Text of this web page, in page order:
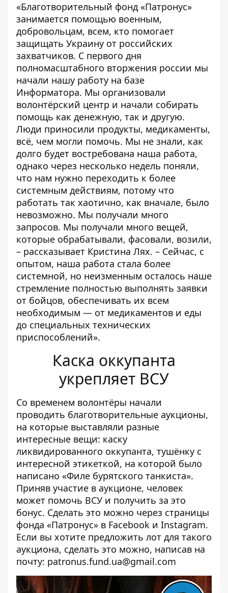
«Благотворительный фонд «Патронус»
занимается помощью военным,
добровольцам, всем, кто помогает
защищать Украину от российских
захватчиков. С первого дня
полномасштабного вторжения россии мы
начали нашу работу на базе
Информатора. Мы организовали
волонтёрский центр и начали собирать
помощь как денежную, так и другую.
Люди приносили продукты, медикаменты,
всё, чем могли помочь. Мы не знали, как
долго будет востребована наша работа,
однако через несколько недель поняли,
что нам нужно переходить к более
системным действиям, потому что
работать так хаотично, как вначале, было
невозможно. Мы получали много
запросов. Мы получали много вещей,
которые обрабатывали, фасовали, возили,
– рассказывает Кристина Лях. – Сейчас, с
опытом, наша работа стала более
системной, но неизменным осталось наше
стремление полностью выполнять заявки
от бойцов, обеспечивать их всем
необходимым — от медикаментов и еды
до специальных технических
приспособлений».
Каска оккупанта
укрепляет ВСУ
Со временем волонтёры начали
проводить благотворительные аукционы,
на которые выставляли разные
интересные вещи: каску
ликвидированного оккупанта, тушёнку с
интересной этикеткой, на которой было
написано «Филе бурятского танкиста».
Приняв участие в аукционе, человек
может помочь ВСУ и получить за это
бонус. Сделать это можно через страницы
фонда «Патронус» в Facebook и Instagram.
Если вы хотите предложить лот для такого
аукциона, сделать это можно, написав на
почту: patronus.fund.ua@gmail.com